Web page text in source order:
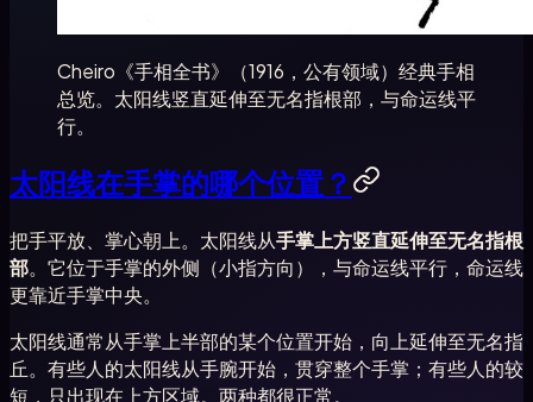
Cheiro《手相全书》（1916，公有领域）经典手相
总览。太阳线竖直延伸至无名指根部，与命运线平
行。
太阳线在手掌的哪个位置？
把手平放、掌心朝上。太阳线从手掌上方竖直延伸至无名指根
部。它位于手掌的外侧（小指方向），与命运线平行，命运线
更靠近手掌中央。
太阳线通常从手掌上半部的某个位置开始，向上延伸至无名指
丘。有些人的太阳线从手腕开始，贯穿整个手掌；有些人的较
短，只出现在上方区域。两种都很正常。